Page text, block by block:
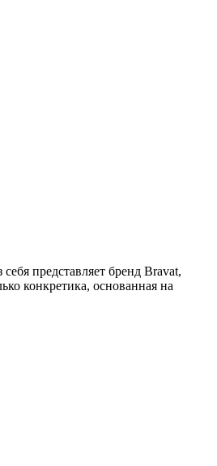
представляет бренд Bravat,
конкретика, основанная на